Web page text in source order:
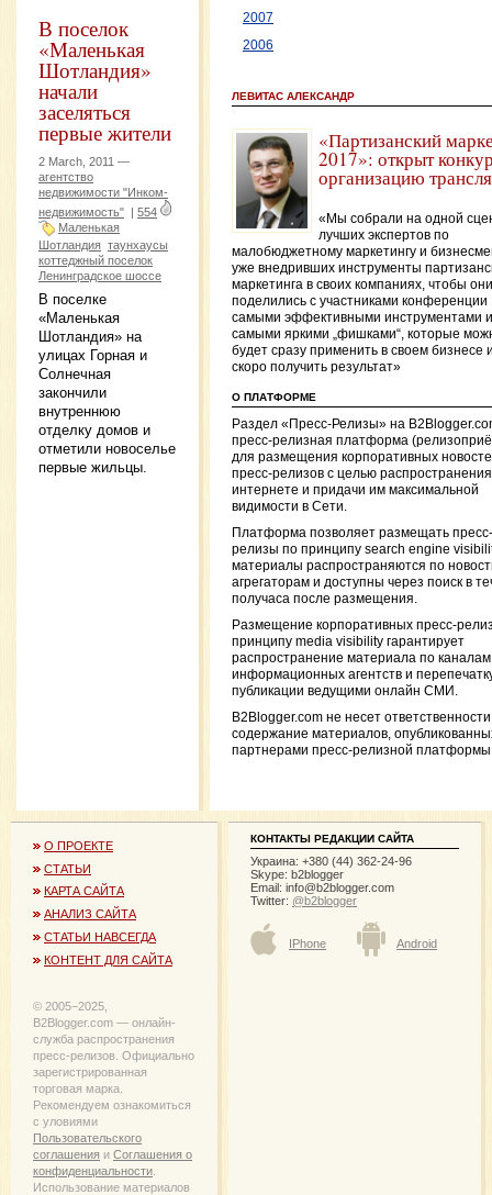
В поселок
«Маленькая
Шотландия»
начали
заселяться
первые жители
2 March, 2011 —
агентство
недвижимости "Инком-
недвижимость" | 554
Маленькая
Шотландия таунхаусы
коттеджный поселок
Ленинградское шоссе
В поселке
«Маленькая
Шотландия» на
улицах Горная и
Солнечная
закончили
внутреннюю
отделку домов и
отметили новоселье
первые жильцы.
2007
2006
ЛЕВИТАС АЛЕКСАНДР
«Партизанский
2017»: открыт
организацию
«Мы собрали на одной
лучших экспертов по
малобюджетному маркетингу и
уже внедривших инструменты
маркетинга в своих компаниях, чтобы они
поделились с участниками конференции
самыми эффективными инструментами и
самыми яркими „фишками“, которые
будет сразу применить в своем бизнесе
скоро получить результат»
О ПЛАТФОРМЕ
Раздел «Пресс-Релизы» на
пресс-релизная платформа
для размещения корпоративных
пресс-релизов с целью
интернете и придачи им максимальной
видимости в Сети.
Платформа позволяет размещать пресс-
релизы по принципу search engine
материалы распространяются по
агрегаторам и доступны через поиск в
получаса после размещения.
Размещение корпоративных пресс-
принципу media visibility гарантирует
распространение материала по каналам
информационных агентств и
публикации ведущими онлайн СМИ.
B2Blogger.com не несет
содержание материалов,
партнерами пресс-релизной
О ПРОЕКТЕ
СТАТЬИ
КАРТА САЙТА
АНАЛИЗ САЙТА
СТАТЬИ НАВСЕГДА
КОНТЕНТ ДЛЯ САЙТА
© 2005−2025,
B2Blogger.com — онлайн-
служба распространения
пресс-релизов. Официально
зарегистрированная
торговая марка.
Рекомендуем ознакомиться
с уловиями
Пользовательского
соглашения и Соглашения о
конфиденциальности
Использование материалов
КОНТАКТЫ РЕДАКЦИИ САЙТА
Украина: +380 (44) 362-24-96
Skype: b2blogger
Email: info@b2blogger.com
Twitter: @b2blogger
IPhone Android